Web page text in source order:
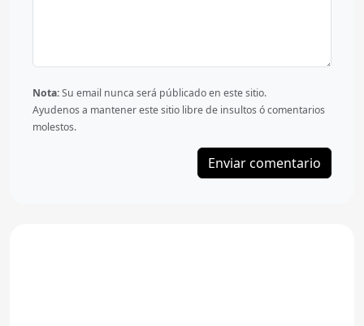
Nota:Su email nunca será públicado en este sitio.
Ayudenos a mantener este sitio libre de insultos ó comentarios
molestos.